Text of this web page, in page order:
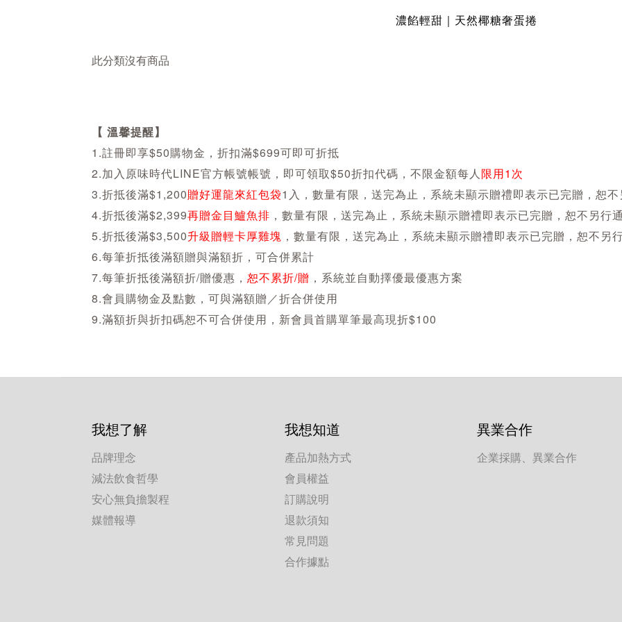
濃餡輕甜｜天然椰糖奢蛋捲
此分類沒有商品
【 溫馨提醒】
1.註冊即享$50購物金，折扣滿$699可即可折抵
2.加入原味時代LINE官方帳號帳號，即可領取$50折扣代碼，不限金額每人 限用1次
3.折抵後滿$1,200贈好運龍來紅包袋1入，數量有限，送完為止，系統未顯示贈禮即表示已完贈，恕不
4.折抵後滿$2,399再贈金目鱸魚排 ，數量有限，送完為止，系統未顯示贈禮即表示已完贈，恕不另行
5.折抵後滿$3,500升級贈輕卡厚雞塊 ，數量有限，送完為止，系統未顯示贈禮即表示已完贈，恕不另
6.每筆折抵後滿額贈與滿額折，可合併累計
7.每筆折抵後滿額折/贈優惠， 恕不累折/贈 ，系統並自動擇優最優惠方案
8.會員購物金及點數，可與滿額贈／折合併使用
9.滿額折與折扣碼恕不可合併使用，新會員首購單筆最高現折$100
我想了解
品牌理念
減法飲食哲學
安心無負擔製程
媒體報導
我想知道
產品加熱方式
會員權益
訂購說明
退款須知
常見問題
合作據點
異業合作
企業採購、異業合作